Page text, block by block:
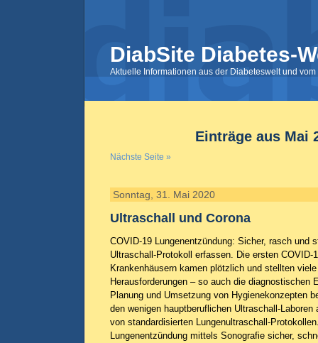
DiabSite Diabetes-
Aktuelle Informationen aus der Diabeteswelt und
Einträge aus Mai
Nächste Seite »
Sonntag, 31. Mai 2020
Ultraschall und Corona
COVID-19 Lungenentzündung: Sicher, rasch und
Ultraschall-Protokoll erfassen. Die ersten COVID-
Krankenhäusern kamen plötzlich und stellten
Herausforderungen – so auch die diagnostischen
Planung und Umsetzung von Hygienekonzepten
den wenigen hauptberuflichen Ultraschall-
von standardisierten Lungenultraschall-
Lungenentzündung mittels Sonografie sicher,